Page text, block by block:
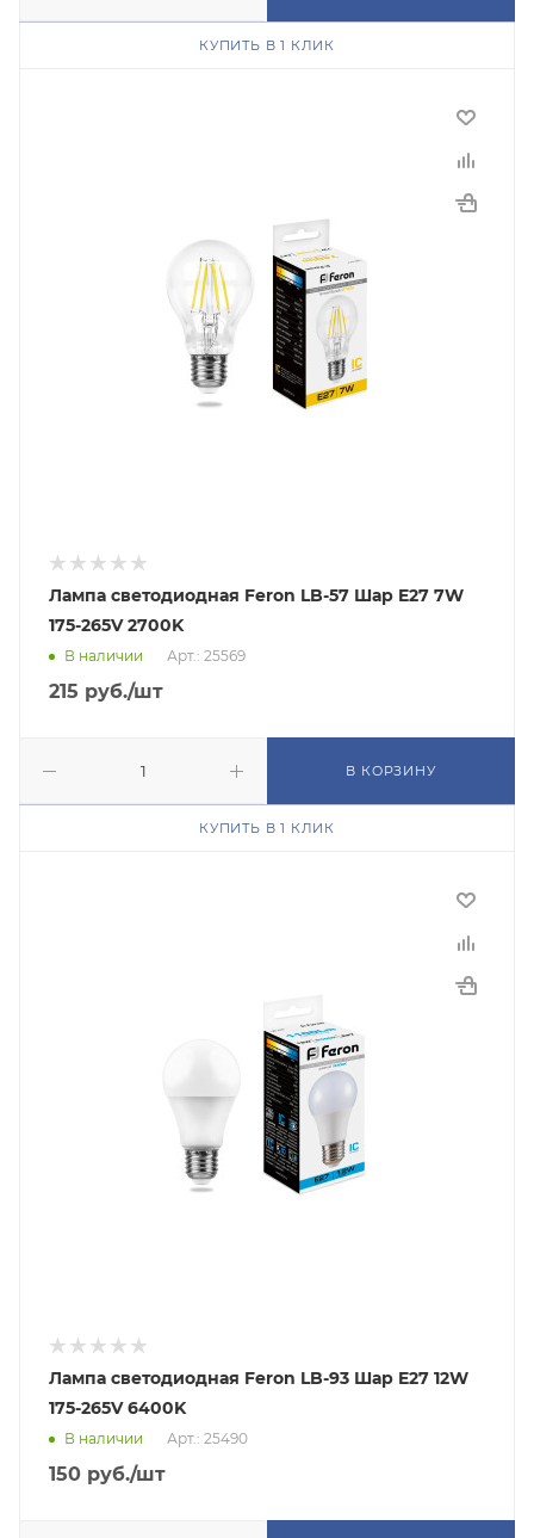
КУПИТЬ В 1 КЛИК
Лампа светодиодная Feron LB-57 Шар E27 7W
175-265V 2700K
В наличии Арт.: 25569
215 руб./шт
В КОРЗИНУ
КУПИТЬ В 1 КЛИК
Лампа светодиодная Feron LB-93 Шар E27 12W
175-265V 6400K
В наличии Арт.: 25490
150 руб./шт